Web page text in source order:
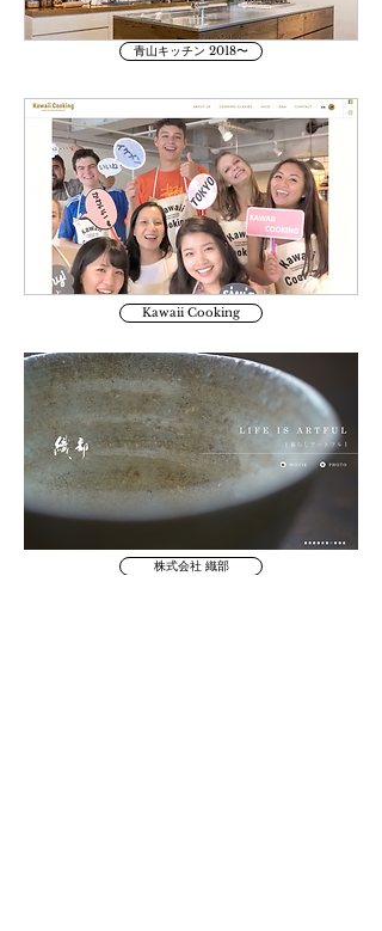
青山キッチン 2018〜
Kawaii Cooking
株式会社 織部